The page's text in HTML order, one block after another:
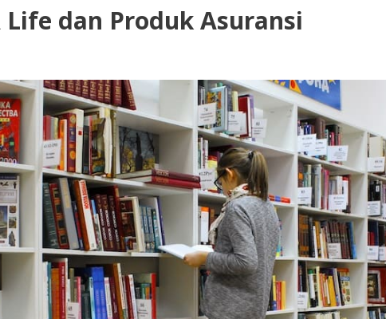
Life dan Produk Asuransi